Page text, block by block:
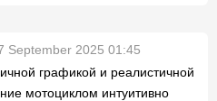
September 2025 01:45
графикой и реалистичной
мотоциклом интуитивно